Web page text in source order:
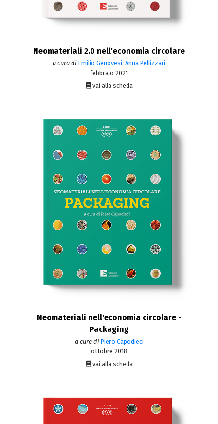
Neomateriali 2.0 nell'economia circolare
a cura di Emilio Genovesi, Anna Pellizzari
febbraio 2021
vai alla scheda
Neomateriali nell'economia circolare -
Packaging
a cura di Piero Capodieci
ottobre 2018
vai alla scheda